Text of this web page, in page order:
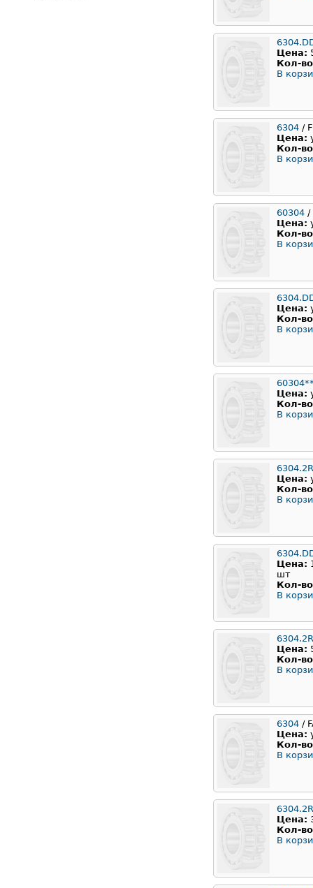
Цена:
Кол-
В
6304 /
Цена:
Кол-
В
60304 /
Цена:
Кол-
В
Цена:
Кол-
В
Цена:
Кол-
В
Цена:
Кол-
В
Цена:
шт
Кол-
В
Цена:
Кол-
В
6304 /
Цена:
Кол-
В
Цена:
Кол-
В